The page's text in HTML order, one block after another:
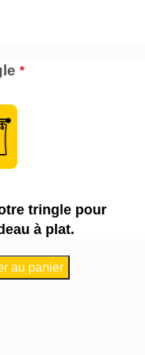
*
tringle pour
à plat.
au panier